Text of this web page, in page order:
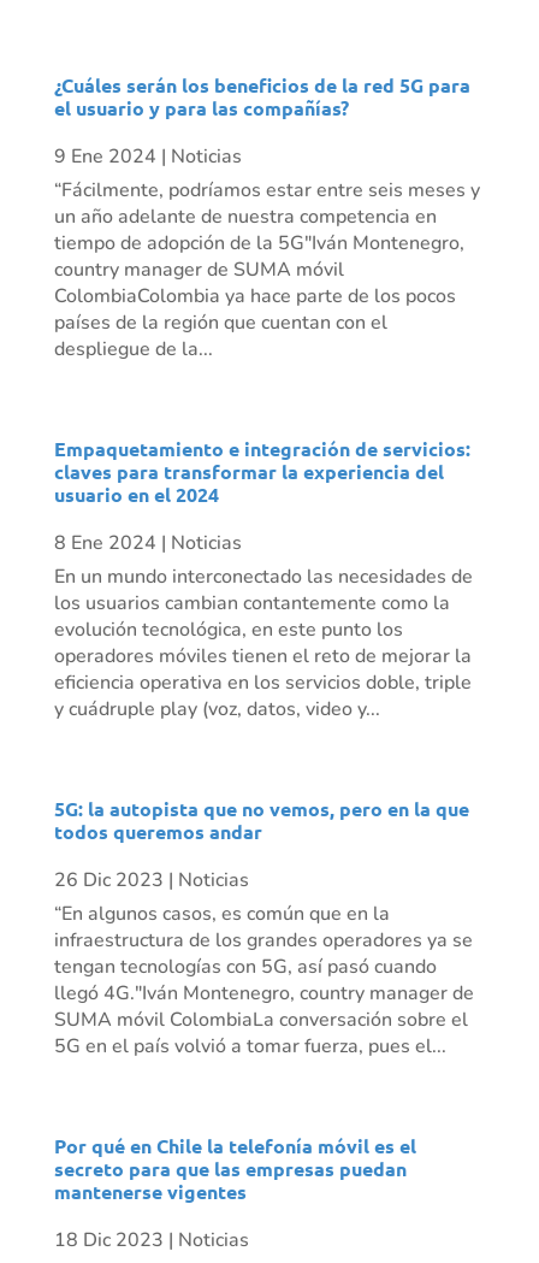
¿Cuáles serán los beneficios de la red 5G para
el usuario y para las compañías?
9 Ene 2024 | Noticias
“Fácilmente, podríamos estar entre seis meses y
un año adelante de nuestra competencia en
tiempo de adopción de la 5G"Iván Montenegro,
country manager de SUMA móvil
ColombiaColombia ya hace parte de los pocos
países de la región que cuentan con el
despliegue de la...
Empaquetamiento e integración de servicios:
claves para transformar la experiencia del
usuario en el 2024
8 Ene 2024 | Noticias
En un mundo interconectado las necesidades de
los usuarios cambian contantemente como la
evolución tecnológica, en este punto los
operadores móviles tienen el reto de mejorar la
eficiencia operativa en los servicios doble, triple
y cuádruple play (voz, datos, video y...
5G: la autopista que no vemos, pero en la que
todos queremos andar
26 Dic 2023 | Noticias
“En algunos casos, es común que en la
infraestructura de los grandes operadores ya se
tengan tecnologías con 5G, así pasó cuando
llegó 4G."Iván Montenegro, country manager de
SUMA móvil ColombiaLa conversación sobre el
5G en el país volvió a tomar fuerza, pues el...
Por qué en Chile la telefonía móvil es el
secreto para que las empresas puedan
mantenerse vigentes
18 Dic 2023 | Noticias